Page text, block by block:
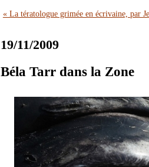
« La tératologue grimée en écrivaine, par
19/11/2009
Béla Tarr dans la Zone